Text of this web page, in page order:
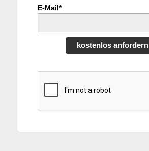
E-Mail*
kostenlos anfordern